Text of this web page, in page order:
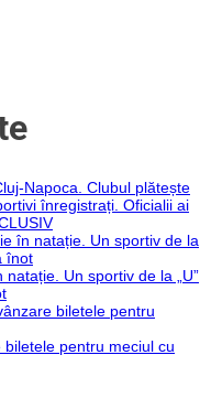
Napoca. Clubul plătește
înregistrați. Oficialii ai
în natație. Un sportiv de la
înot
Un sportiv de la „U”
biletele pentru
biletele pentru meciul cu